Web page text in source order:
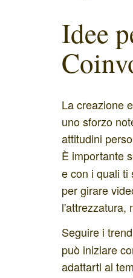
Idee
La creazione
uno sforzo
attitudini
È importante
e con i quali ti
per girare
l'attrezzatura,
Seguire i
può iniziare
adattarti ai